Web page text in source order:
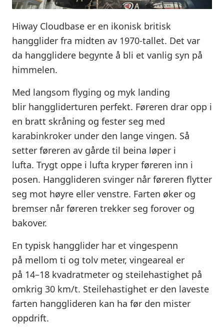
Hiway Cloudbase er en ikonisk britisk
hangglider fra midten av 1970-tallet. Det var
da hangglidere begynte å bli et vanlig syn på
himmelen.
Med langsom flyging og myk landing
blir hanggliderturen perfekt. Føreren drar opp i
en bratt skråning og fester seg med
karabinkroker under den lange vingen. Så
setter føreren av gårde til beina løper i
lufta. Trygt oppe i lufta kryper føreren inn i
posen. Hangglideren svinger når føreren flytter
seg mot høyre eller venstre. Farten øker og
bremser når føreren trekker seg forover og
bakover.
En typisk hangglider har et vingespenn
på mellom ti og tolv meter, vingeareal er
på 14–18 kvadratmeter og steilehastighet på
omkrig 30 km/t. Steilehastighet er den laveste
farten hangglideren kan ha før den mister
oppdrift.